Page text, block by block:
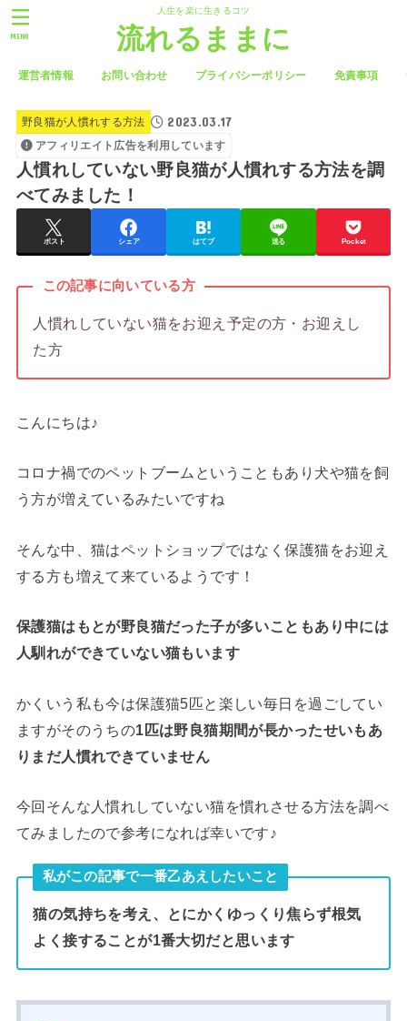
人生を楽に生きるコツ
流れるままに
運営者情報 お問い合わせ プライバシーポリシー 免責事項
MENU
野良猫が人慣れする方法 2023.03.17
アフィリエイト広告を利用しています
人慣れしていない野良猫が人慣れする方法を調
べてみました！
ポスト シェア はてブ 送る Pocket
この記事に向いている方
人慣れしていない猫をお迎え予定の方・お迎えし
た方
こんにちは♪
コロナ禍でのペットブームということもあり犬や猫を飼
う方が増えているみたいですね
そんな中、猫はペットショップではなく保護猫をお迎え
する方も増えて来ているようです！
保護猫はもとが野良猫だった子が多いこともあり中には
人馴れができていない猫もいます
かくいう私も今は保護猫5匹と楽しい毎日を過ごしてい
ますがそのうちの1匹は野良猫期間が長かったせいもあ
りまだ人慣れできていません
今回そんな人慣れしていない猫を慣れさせる方法を調べ
てみましたので参考になれば幸いです♪
私がこの記事で一番乙あえしたいこと
猫の気持ちを考え、とにかくゆっくり焦らず根気
よく接することが1番大切だと思います